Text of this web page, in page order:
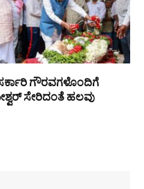
ಸರ್ಕಾರಿ ಗೌರವಗಳೊಂದಿಗೆ
ಸೇರಿದಂತೆ ಹಲವು